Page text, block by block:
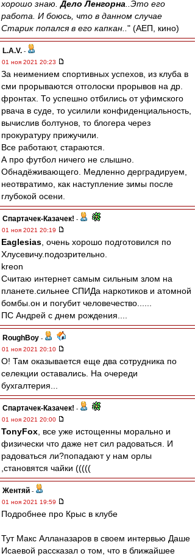
хорошо знаю.Дело Ленгорна ..Это его
работа. И боюсь, что в данном случае
Старик попался в его капкан.. " (АЕП, кино)
L.А.V. -
01 ноя 2021 20:23
За неимением спортивных успехов, из клуба в
сми прорываются отголоски прорывов на др.
фронтах. То успешно отбились от уфимского
рвача в суде, то усилили конфиденциальность,
вычислив болтунов, то блогера через
прокуратуру прижучили.
Все работают, стараются.
А про футбол ничего не слышно.
Обнадёживающего. Медленно дерградируем,
неотвратимо, как наступление зимы после
глубокой осени.
Спартачек-Казачек! -
01 ноя 2021 20:19
Eaglesias , очень хорошо подготовился по
Хлусевичу.подозрительно.
kreon
Считаю интернет самым сильным злом на
планете.сильнее СПИДа наркотиков и атомной
бомбы.он и погубит человечество......
ПС Андрей с днем рождения....
RoughBoy -
01 ноя 2021 20:10
О! Там оказывается еще два сотрудника по
селекции оставались. На очереди
бухгалтерия...
Спартачек-Казачек! -
01 ноя 2021 20:00
TonyFox , все уже истощенны морально и
физически что даже нет сил радоваться. И
радоваться ли?попадают у нам орлы
,становятся чайки (((((
Жентяй -
01 ноя 2021 19:59
Подробнее про Крыс в клубе
Тут Макс Алланазаров в своем интервью Даше
Исаевой рассказал о том, что в ближайшее